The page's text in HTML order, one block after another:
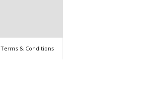
Terms & Conditions